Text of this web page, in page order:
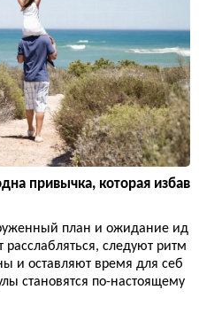
привычка, которая избав
план и ожидание ид
следуют ритм
и оставляют время для себ
становятся по-настоящему